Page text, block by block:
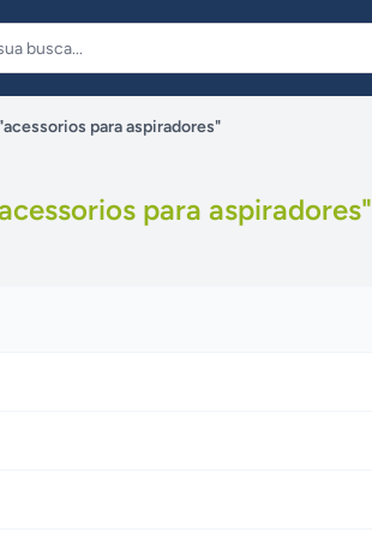
para aspiradores"
para aspiradores"